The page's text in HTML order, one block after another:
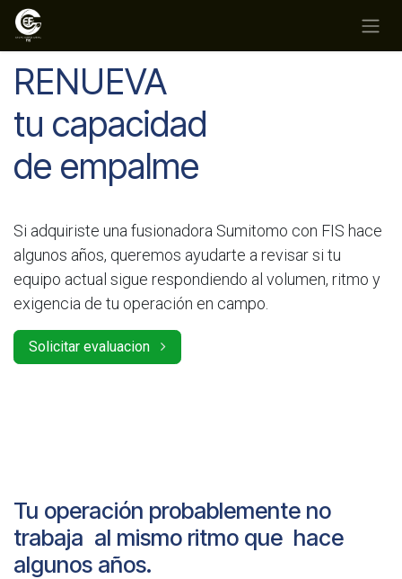
Ir al contenido
RENUEVA
tu capacidad
de empalme
Si adquiriste una fusionadora Sumitomo con FIS hace
algunos años, queremos ayudarte a revisar si tu
equipo actual sigue respondiendo al volumen, ritmo y
exigencia de tu operación en campo.
Solicitar evaluacion
Tu operación probablemente no
trabaja al mismo ritmo que hace
algunos años.